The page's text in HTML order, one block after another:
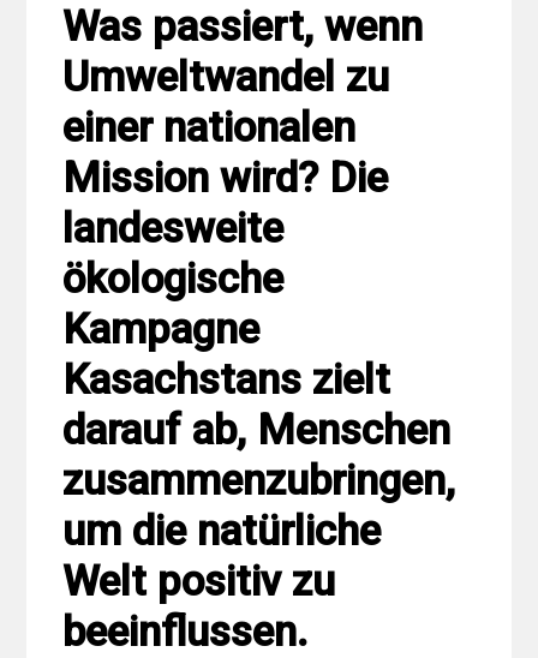
Was passiert, wenn
Umweltwandel zu
einer nationalen
Mission wird? Die
landesweite
ökologische
Kampagne
Kasachstans zielt
darauf ab, Menschen
zusammenzubringen,
um die natürliche
Welt positiv zu
beeinflussen.